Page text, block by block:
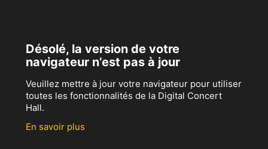
Désolé, la version de votre
navigateur n’est pas à jour
Veuillez mettre à jour votre navigateur pour utiliser
toutes les fonctionnalités de la Digital Concert
Hall.
En savoir plus